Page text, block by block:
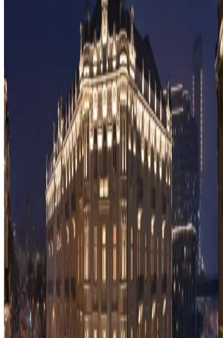
Zaman zaman haberler ve teklifler hakkında e-posta almayı kabul
ediyorum.
Kayıt olarak, Gizlilik Politikasınave Kullanım Şartlarına uymayı
kabul etmiş olursunuz.
Konaklayın ve Deneyimleyin
Daha Fazlasını Keşfedin
Politikalar ve Diğerleri